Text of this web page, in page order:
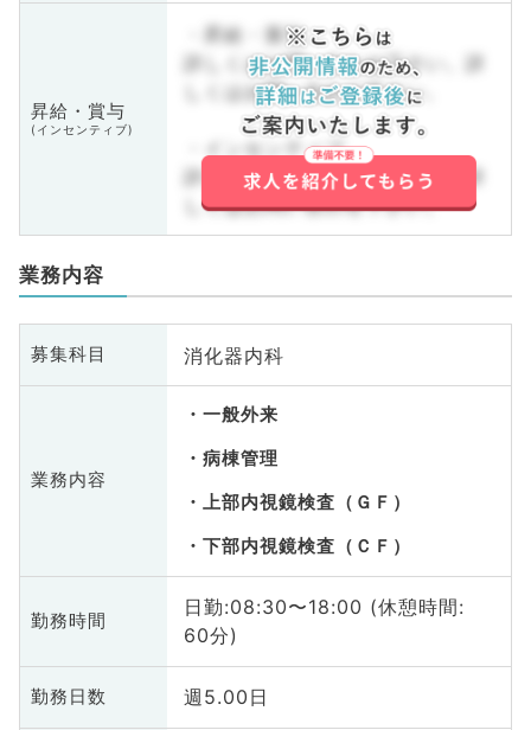
昇給・賞与
(インセンティブ)
・昇給・賞与
詳しくはお問い合わせ下さい。詳
しくはお問い合わせ下さい。
・インセンティブ
詳しくはお問い合わせ下さい。詳
しくはお問い合わせ下さい。
業務内容
募集科目 消化器内科
業務内容
一般外来
病棟管理
上部内視鏡検査（ＧＦ）
下部内視鏡検査（ＣＦ）
勤務時間
日勤:08:30〜18:00 (休憩時間:
60分)
勤務日数 週5.00日